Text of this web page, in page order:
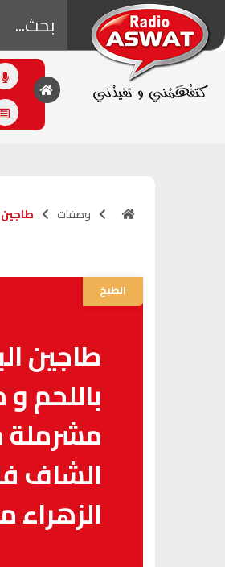
• اللاحق
وصفات
الطبخ
طاجين
باللحم
مشرملة
الشاف